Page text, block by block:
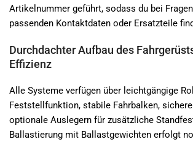
Artikelnummer geführt, sodass du bei
passenden Kontaktdaten oder Ersatzteile
Durchdachter Aufbau des
Effizienz
Alle Systeme verfügen über leichtgängige
Feststellfunktion, stabile Fahrbalken,
optionale Auslegern für zusätzliche
Ballastierung mit Ballastgewichten erfolgt